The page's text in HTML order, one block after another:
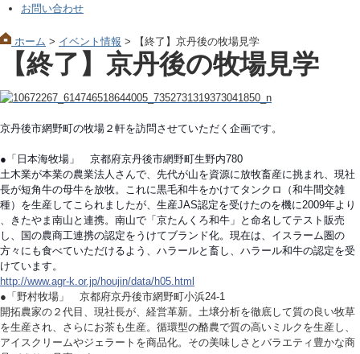
お問い合わせ
ホーム > イベント情報 > 【終了】京丹後の牧場見学
【終了】京丹後の牧場見学
京丹後市網野町の牧場２軒を訪問させていただく企画です。
●「日本海牧場」 京都府京丹後市網野町生野内780
土木業が本業の農業法人さんで、先代が山を資源に放牧畜産に挑まれ、現社
長が短角牛の母牛を放牧。これに黒毛和牛をかけてタンクロ（和牛間交雑
種）を生産してこられま したが、生産JAS認定を受けたのを機に2009年より
、きたやま南山と連携。南山で「京たんくろ和牛」と命名 してテスト販売
し、国の農商工連携の認定をうけてブラン ド化。現在は、イスラーム圏の
方々にも食べていただけるよう、ハラールと畜し、ハラール和牛の認定を受
けていま す。
http://www.agr-k.or.jp/houjin/data/h05.html
●「野村牧場」 京都府京丹後市網野町小浜24-1
開拓農家の２代目、現社長が、経営革新。土壌分析を徹底して質の良い牧草
を生産され、さらにお茶も生産。循環型の酪農で質の高いミルクを生産し、
アイスクリームやジェ ラートを商品化。その美味しさとバラエティ豊かな商